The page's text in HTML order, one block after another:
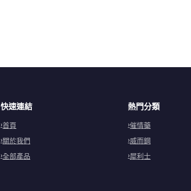
快速連結
首頁
關於我們
全部產品
熱門分類
催情藥
威而鋼
犀利士